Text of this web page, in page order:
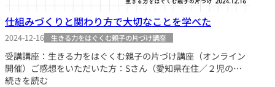
仕組みづくりと関わり方で大切なことを学べた
2024-12-16 生きる力をはぐくむ親子の片づけ講座
受講講座：生きる力をはぐくむ親子の片づけ講座（オンライン
開催）ご感想をいただいた方：Sさん（愛知県在住／２児の…
続きを読む